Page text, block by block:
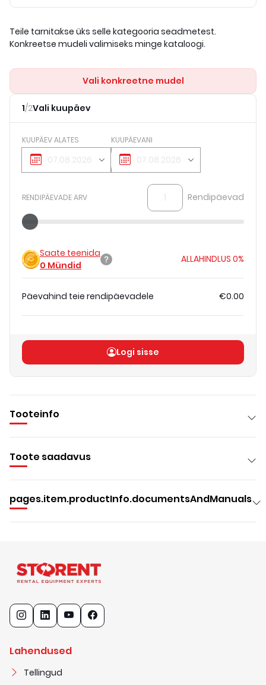
Teile tarnitakse üks selle kategooria seadmetest.
Konkreetse mudeli valimiseks minge kataloogi.
Vali konkreetne mudel
1/2Vali kuupäev
KUUPÄEV ALATES KUUPÄEVANI
RENDIPÄEVADE ARV Rendipäevad
Saate teenida
0 Mündid
ALLAHINDLUS 0%
Päevahind teie rendipäevadele €0.00
Logi sisse
Tooteinfo
Toote saadavus
pages.item.productInfo.documentsAndManuals
Lahendused
Tellingud